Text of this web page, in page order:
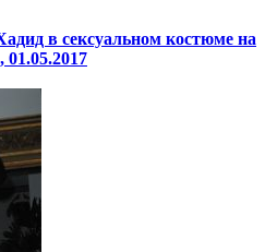
в сексуальном костюме на